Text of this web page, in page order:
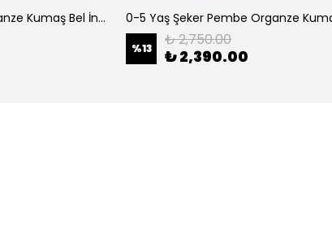
0-5 Yaş Lila Renk Organze Kumaş Bel İnci Kemerli Midi Boy Arkası Lastikli Abiye
%13 ₺ 2,750.00
₺ 2,390.00